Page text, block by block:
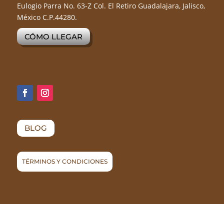
Eulogio Parra No. 63-Z Col. El Retiro Guadalajara, Jalisco,
México C.P.44280.
CÓMO LLEGAR
BLOG
TÉRMINOS Y CONDICIONES